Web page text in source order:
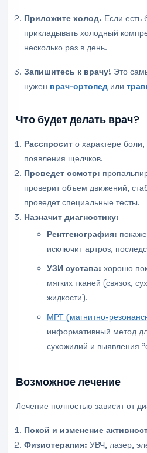
Приложите холод. Если есть
прикладывать холодный
несколько раз в день.
Запишитесь к врачу! Это
нужен врач-ортопед или
Что будет делать врач?
Расспросит о характере боли,
появления щелчков.
Проведет осмотр:
проверит объем движений,
проведет специальные тесты.
Назначит диагностику:
Рентгенография:
исключит артроз,
УЗИ сустава: хорошо
мягких тканей (связок,
жидкости).
МРТ (магнитно-
информативный метод
сухожилий и выявления
Возможное лечение
Лечение полностью зависит от
Покой и изменение
Физиотерапия: УВЧ, лазер,